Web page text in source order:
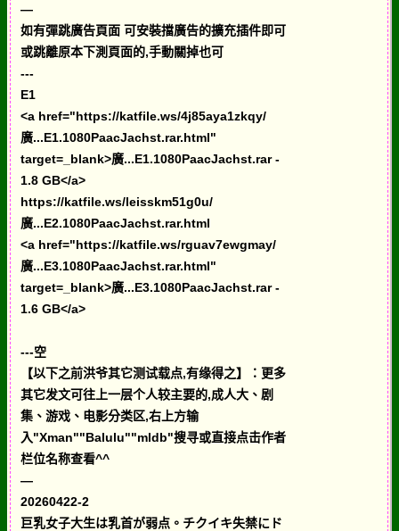
—
如有彈跳廣告頁面 可安裝擋廣告的擴充插件即可
或跳離原本下測頁面的,手動關掉也可
---
E1
<a href="https://katfile.ws/4j85aya1zkqy/
廣...E1.1080PaacJachst.rar.html"
target=_blank>廣...E1.1080PaacJachst.rar -
1.8 GB</a>
https://katfile.ws/leisskm51g0u/
廣...E2.1080PaacJachst.rar.html
<a href="https://katfile.ws/rguav7ewgmay/
廣...E3.1080PaacJachst.rar.html"
target=_blank>廣...E3.1080PaacJachst.rar -
1.6 GB</a>
---空
【以下之前洪爷其它测试载点,有缘得之】：更多
其它发文可往上一层个人较主要的,成人大、剧
集、游戏、电影分类区,右上方输
入"Xman""Balulu""mldb"搜寻或直接点击作者
栏位名称查看^^
—
20260422-2
巨乳女子大生は乳首が弱点。チクイキ失禁にド